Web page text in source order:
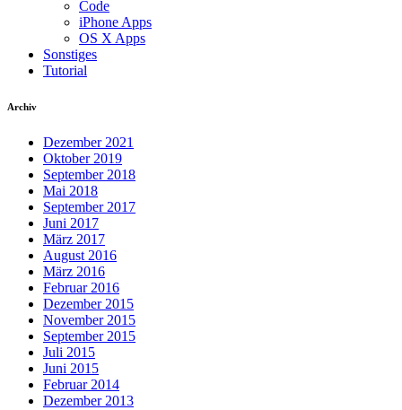
Code
iPhone Apps
OS X Apps
Sonstiges
Tutorial
Archiv
Dezember 2021
Oktober 2019
September 2018
Mai 2018
September 2017
Juni 2017
März 2017
August 2016
März 2016
Februar 2016
Dezember 2015
November 2015
September 2015
Juli 2015
Juni 2015
Februar 2014
Dezember 2013